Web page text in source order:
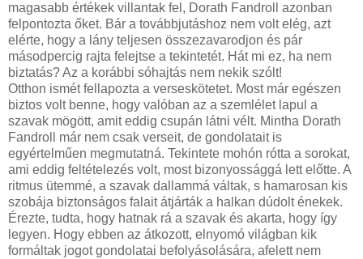
magasabb értékek villantak fel, Dorath Fandroll azonban
felpontozta őket. Bár a továbbjutáshoz nem volt elég, azt
elérte, hogy a lány teljesen összezavarodjon és pár
másodpercig rajta felejtse a tekintetét. Hát mi ez, ha nem
biztatás? Az a korábbi sóhajtás nem nekik szólt!
Otthon ismét fellapozta a verseskötetet. Most már egészen
biztos volt benne, hogy valóban az a szemlélet lapul a
szavak mögött, amit eddig csupán látni vélt. Mintha Dorath
Fandroll már nem csak verseit, de gondolatait is
egyértelműen megmutatná. Tekintete mohón rótta a sorokat,
ami eddig feltételezés volt, most bizonyossággá lett előtte. A
ritmus ütemmé, a szavak dallammá váltak, s hamarosan kis
szobája biztonságos falait átjárták a halkan dúdolt énekek.
Érezte, tudta, hogy hatnak rá a szavak és akarta, hogy így
legyen. Hogy ebben az átkozott, elnyomó világban kik
formáltak jogot gondolatai befolyásolására, afelett nem